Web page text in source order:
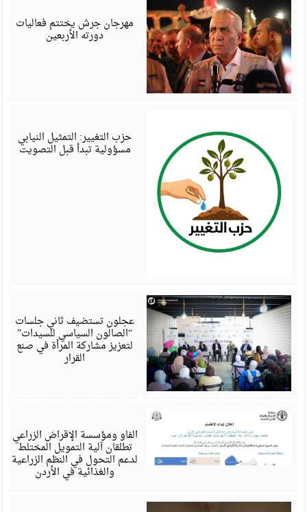
مهرجان جرش يختتم فعاليات
دورته الأربعين
حزب التغيير: التمثيل النيابي
مسؤولية تبدأ قبل التصويت
عجلون تستضيف ثاني جلسات
“الصالون السياسي للسيدات”
لتعزيز مشاركة المرأة في صنع
القرار
الفاو ومؤسسة الإقراض الزراعي
تطلقان آلية التمويل المختلط
لدعم التحول في النظم الزراعية
والغذائية في الأردن